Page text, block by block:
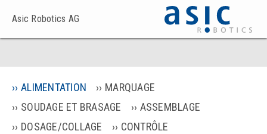
Asic Robotics AG
ALIMENTATION
MARQUAGE
SOUDAGE ET BRASAGE
ASSEMBLAGE
DOSAGE/COLLAGE
CONTRÔLE